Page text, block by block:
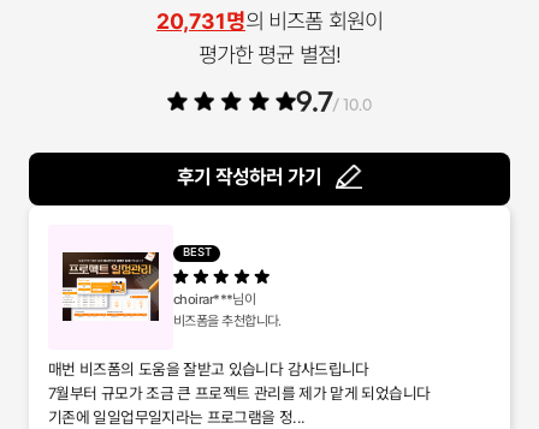
20,731명의 비즈폼 회원이
평가한 평균 별점!
9.7/ 10.0
후기 작성하러 가기
BEST
choirar***님이
비즈폼을 추천합니다.
매번 비즈폼의 도움을 잘받고 있습니다 감사드립니다
7월부터 규모가 조금 큰 프로젝트 관리를 제가 맡게 되었습니다
기존에 일일업무일지라는 프로그램을 정...